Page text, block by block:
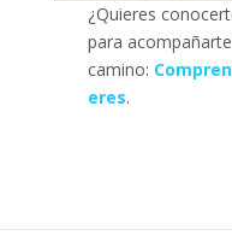
¿Quieres
para
camino:
eres.